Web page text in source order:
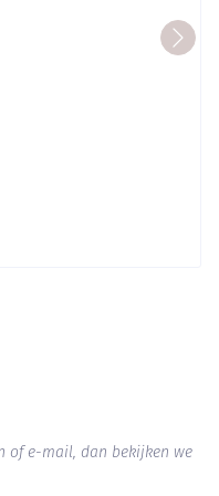
of e-mail, dan bekijken we